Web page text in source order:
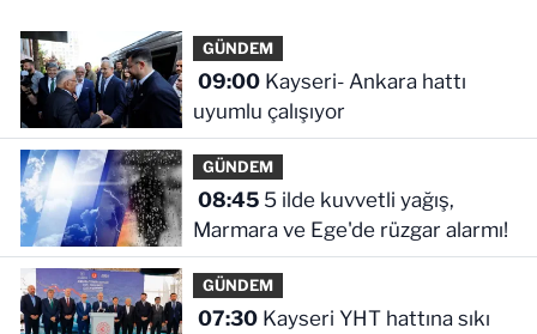
GÜNDEM
09:00Kayseri- Ankara hattı
uyumlu çalışıyor
GÜNDEM
08:455 ilde kuvvetli yağış,
Marmara ve Ege'de rüzgar alarmı!
GÜNDEM
07:30Kayseri YHT hattına sıkı